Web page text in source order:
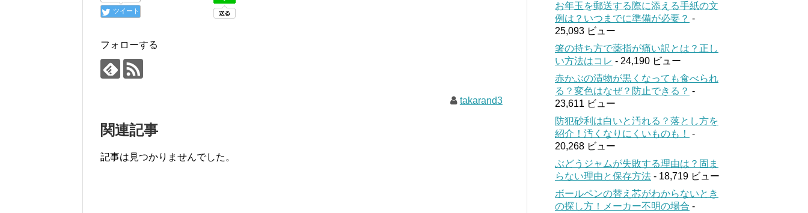
ツイート
フォローする
takarand3
関連記事
記事は見つかりませんでした。
お年玉を郵送する際に添える手紙の文
例は？いつまでに準備が必要？ -
25,093 ビュー
箸の持ち方で薬指が痛い訳とは？正し
い方法はコレ - 24,190 ビュー
赤かぶの漬物が黒くなっても食べられ
る？変色はなぜ？防止できる？ -
23,611 ビュー
防犯砂利は白いと汚れる？落とし方を
紹介！汚くなりにくいものも！
-
20,268 ビュー
ぶどうジャムが失敗する理由は？固ま
らない理由と保存方法 - 18,719 ビュー
ボールペンの替え芯がわからないとき
の探し方！メーカー不明の場合 -